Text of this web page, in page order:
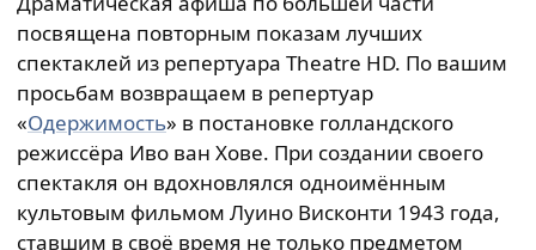
посвящена повторным показам лучших
спектаклей из репертуара Theatre HD. По вашим
просьбам возвращаем в репертуар
«Одержимость» в постановке голландского
режиссёра Иво ван Хове. При создании своего
спектакля он вдохновлялся одноимённым
культовым фильмом Луино Висконти 1943 года,
ставшим в своё время не только предметом